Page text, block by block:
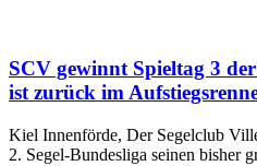
SCV gewinnt Spieltag 3
ist zurück im
Kiel Innenförde, Der Segelclub
2. Segel-Bundesliga seinen bisher